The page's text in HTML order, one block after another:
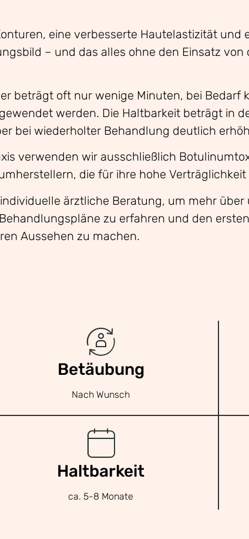
eine verbesserte Hautelastizität und
– und das alles ohne den Einsatz von
beträgt oft nur wenige Minuten, bei Bedarf
werden. Die Haltbarkeit beträgt in
bei wiederholter Behandlung deutlich
verwenden wir ausschließlich
die für ihre hohe
ärztliche Beratung, um mehr über
zu erfahren und den
Aussehen zu machen.
Betäubung
Nach Wunsch
Haltbarkeit
ca. 5-8 Monate